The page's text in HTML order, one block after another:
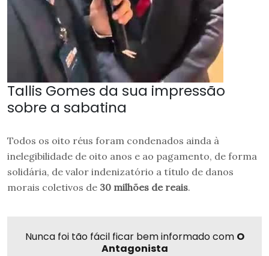
Tallis Gomes da sua impressão
sobre a sabatina
Todos os oito réus foram condenados ainda à
inelegibilidade de oito anos e ao pagamento, de forma
solidária, de valor indenizatório a título de danos
morais coletivos de 30 milhões de reais.
Nunca foi tão fácil ficar bem informado com O
Antagonista